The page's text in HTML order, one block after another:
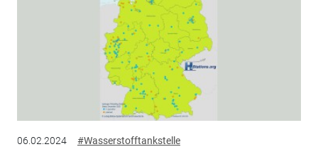
06.02.2024 #Wasserstofftankstelle